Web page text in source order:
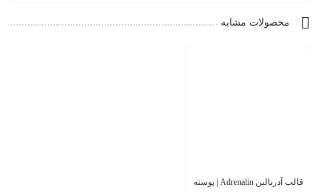
محصولات مشابه
قالب آدرنالین Adrenalin | پوسته